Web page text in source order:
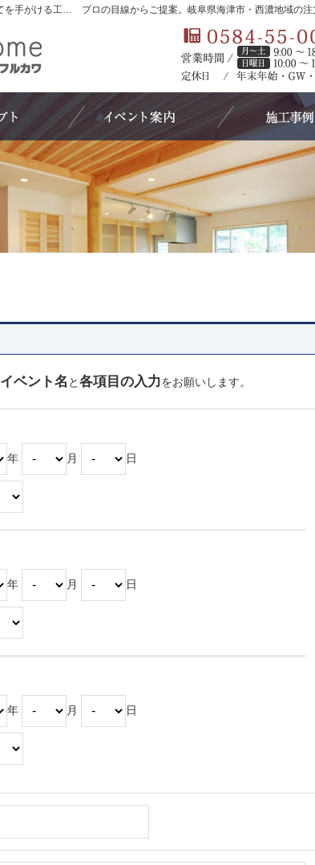
プロの目線からご提案。岐阜県海津市・西濃地域の
岐阜県海津市・西濃地域の新築・注文住宅・新築戸建てを手がける工務店ならエターナルホーム（エム・フルカワ）
イベント名 と各項目の入力をお願いします。
年 月 日
年 月 日
年 月 日
コンセプト